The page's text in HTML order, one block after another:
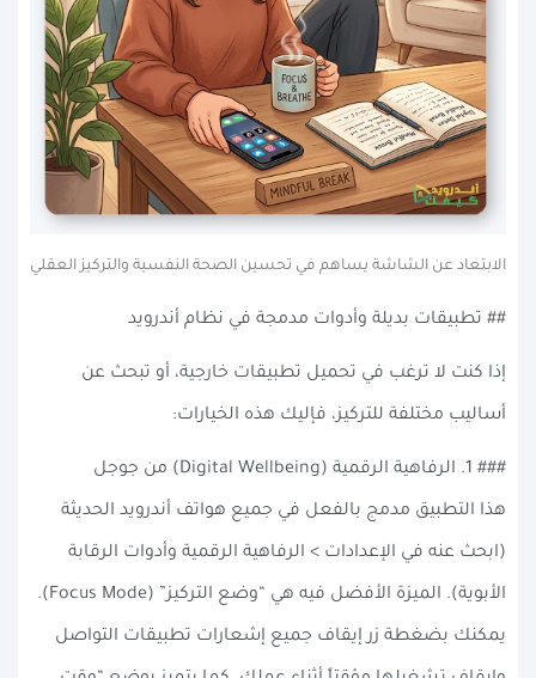
الابتعاد عن الشاشة يساهم في تحسين الصحة النفسية والتركيز العقلي
## تطبيقات بديلة وأدوات مدمجة في نظام أندرويد
إذا كنت لا ترغب في تحميل تطبيقات خارجية، أو تبحث عن
أساليب مختلفة للتركيز، فإليك هذه الخيارات:
### 1. الرفاهية الرقمية (Digital Wellbeing) من جوجل
هذا التطبيق مدمج بالفعل في جميع هواتف أندرويد الحديثة
(ابحث عنه في الإعدادات > الرفاهية الرقمية وأدوات الرقابة
الأبوية). الميزة الأفضل فيه هي “وضع التركيز” (Focus Mode).
يمكنك بضغطة زر إيقاف جميع إشعارات تطبيقات التواصل